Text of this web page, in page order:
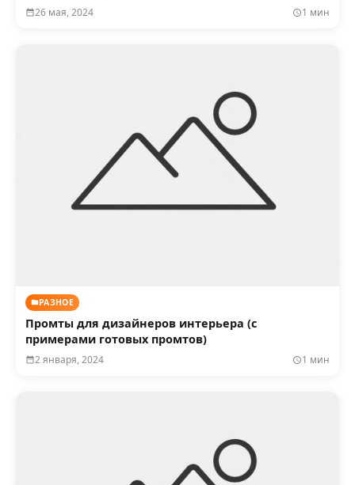
26 мая, 2024 1 мин
РАЗНОЕ
Промты для дизайнеров интерьера (с
примерами готовых промтов)
2 января, 2024 1 мин